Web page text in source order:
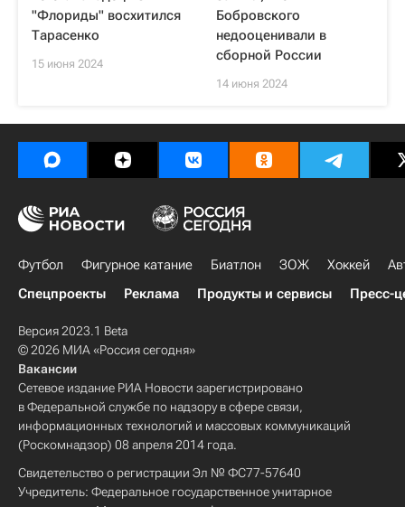
"Флориды" восхитился
Тарасенко
15 июня 2024
Бобровского
недооценивали в
сборной России
14 июня 2024
Футбол Фигурное катание Биатлон ЗОЖ Хоккей
Спецпроекты
Реклама Продукты и сервисы Пресс-
Версия 2023.1 Beta
© 2026 МИА «Россия сегодня»
Вакансии
Сетевое издание РИА Новости зарегистрировано
в Федеральной службе по надзору в сфере связи,
информационных технологий и массовых коммуникаций
(Роскомнадзор) 08 апреля 2014 года.
Свидетельство о регистрации Эл № ФС77-57640
Учредитель: Федеральное государственное унитарное